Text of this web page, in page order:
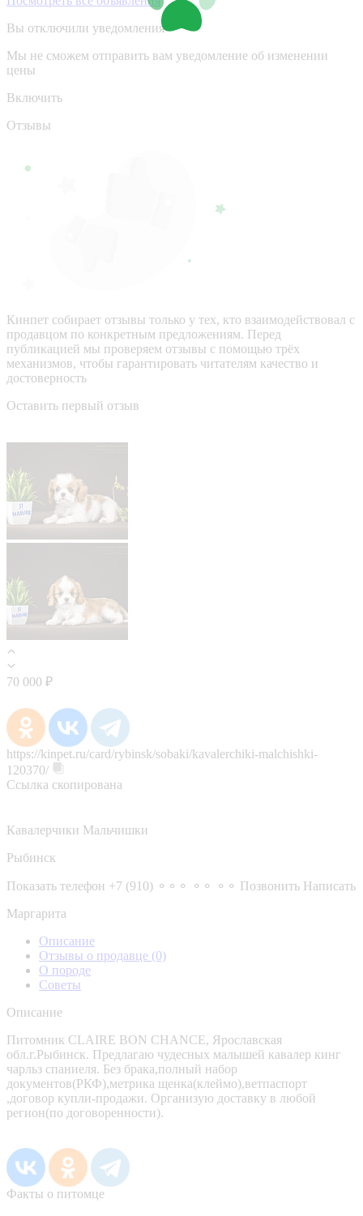
Вы отключили уведомления
Мы не сможем отправить вам уведомление об изменении
цены
Включить
Отзывы
Кинпет собирает отзывы только у тех, кто взаимодействовал с
продавцом по конкретным предложениям. Перед
публикацией мы проверяем отзывы с помощью трёх
механизмов, чтобы гарантировать читателям качество и
достоверность
Оставить первый отзыв
70 000 ₽
https://kinpet.ru/card/rybinsk/sobaki/kavalerchiki-malchishki-
120370/
Ссылка скопирована
Кавалерчики Мальчишки
Рыбинск
Показать телефон +7 (910) ⚬⚬⚬ ⚬⚬ ⚬⚬ Позвонить Написать
Маргарита
Описание
Отзывы о продавце (0)
О породе
Советы
Описание
Питомник CLAIRE BON CHANCE, Ярославская
обл.г.Рыбинск. Предлагаю чудесных малышей кавалер кинг
чарльз спаниеля. Без брака,полный набор
документов(РКФ),метрика щенка(клеймо),ветпаспорт
,договор купли-продажи. Организую доставку в любой
регион(по договоренности).
Факты о питомце